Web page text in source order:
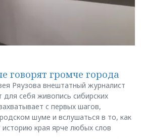
говорят громче города
Ряузова внештатный журналист
для себя живопись сибирских
с первых шагов,
шуме и вслушаться в то, как
края ярче любых слов